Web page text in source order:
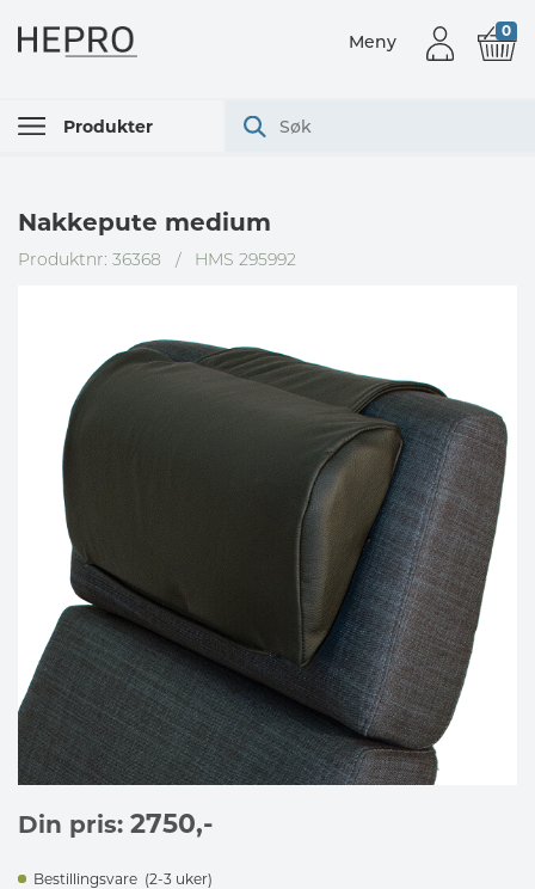
Produkter
Meny
0
Nakkepute medium
Produktnr: 36368 / HMS 295992
Din pris: 2750,-
Bestillingsvare (2-3 uker)